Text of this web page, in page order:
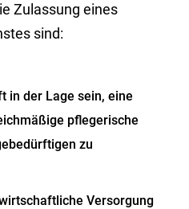
Zulassung eines
sind:
in der Lage sein, eine
pflegerische
zu
Versorgung